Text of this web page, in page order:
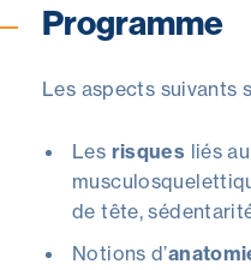
Programme
Les aspects suivants
Les risques liés
de tête,
Notions d’